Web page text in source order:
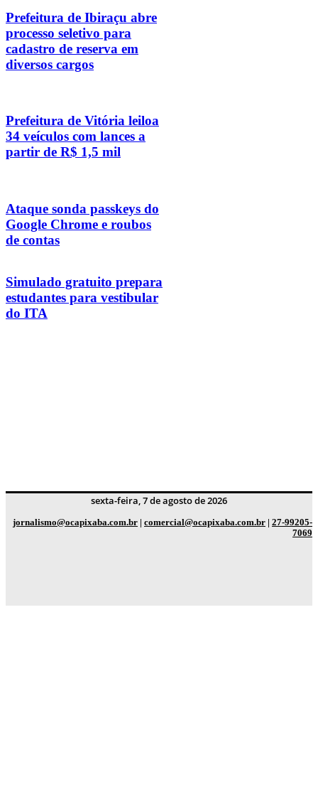
Prefeitura de Ibiraçu abre
processo seletivo para
cadastro de reserva em
diversos cargos
Prefeitura de Vitória leiloa
34 veículos com lances a
partir de R$ 1,5 mil
Ataque sonda passkeys do
Google Chrome e roubos
de contas
Simulado gratuito prepara
estudantes para vestibular
do ITA
sexta-feira, 7 de agosto de 2026
jornalismo@ocapixaba.com.br | comercial@ocapixaba.com.br | 27-99205-
7069